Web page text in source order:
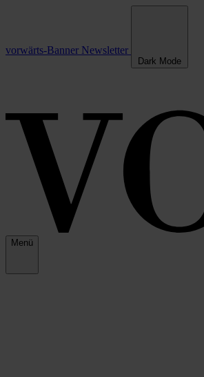
vorwärts-Banner Newsletter
Dark Mode
Menü